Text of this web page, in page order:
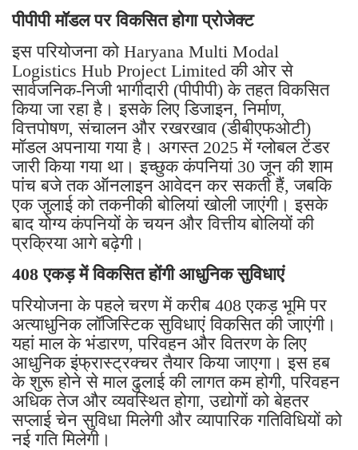
पीपीपी मॉडल पर विकसित होगा प्रोजेक्ट
इस परियोजना को Haryana Multi Modal
Logistics Hub Project Limited की ओर से
सार्वजनिक-निजी भागीदारी (पीपीपी) के तहत विकसित
किया जा रहा है। इसके लिए डिजाइन, निर्माण,
वित्तपोषण, संचालन और रखरखाव (डीबीएफओटी)
मॉडल अपनाया गया है। अगस्त 2025 में ग्लोबल टेंडर
जारी किया गया था। इच्छुक कंपनियां 30 जून की शाम
पांच बजे तक ऑनलाइन आवेदन कर सकती हैं, जबकि
एक जुलाई को तकनीकी बोलियां खोली जाएंगी। इसके
बाद योग्य कंपनियों के चयन और वित्तीय बोलियों की
प्रक्रिया आगे बढ़ेगी।
408 एकड़ में विकसित होंगी आधुनिक सुविधाएं
परियोजना के पहले चरण में करीब 408 एकड़ भूमि पर
अत्याधुनिक लॉजिस्टिक सुविधाएं विकसित की जाएंगी।
यहां माल के भंडारण, परिवहन और वितरण के लिए
आधुनिक इंफ्रास्ट्रक्चर तैयार किया जाएगा। इस हब
के शुरू होने से माल ढुलाई की लागत कम होगी, परिवहन
अधिक तेज और व्यवस्थित होगा, उद्योगों को बेहतर
सप्लाई चेन सुविधा मिलेगी और व्यापारिक गतिविधियों को
नई गति मिलेगी।